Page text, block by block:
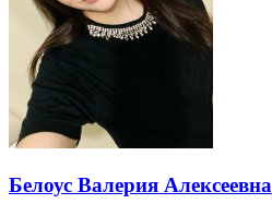
Белоус Валерия Алексеевна